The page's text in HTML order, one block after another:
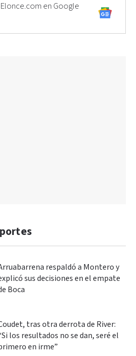
en Google
respaldó a Montero y
sus decisiones en el empate
Boca
tras otra derrota de River:
los resultados no se dan, seré el
en irme”